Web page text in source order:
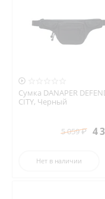

Сумка DANAPER
CITY, Черный
5 059₽ 4
Нет в наличии